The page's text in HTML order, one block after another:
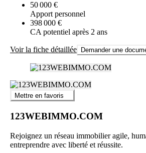
50 000 €
Apport personnel
398 000 €
CA potentiel après 2 ans
Voir la fiche détaillée Demander une
Mettre en favoris
123WEBIMMO.COM
Rejoignez un réseau immobilier agile,
entreprendre avec liberté et réussite.